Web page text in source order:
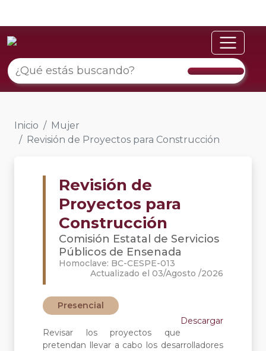
Inicio
Mujer
Revisión de Proyectos para Construcción
Revisión de
Proyectos para
Construcción
Comisión Estatal de Servicios
Públicos de Ensenada
Homoclave: BC-CESPE-013
Actualizado el 03/Agosto /2026
Presencial
Descargar
Revisar los proyectos que
pretendan llevar a cabo los desarrolladores